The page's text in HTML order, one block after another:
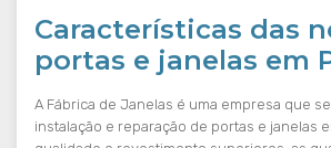
Características das
portas e janelas em
A Fábrica de Janelas é uma empresa que
instalação e reparação de portas e janelas